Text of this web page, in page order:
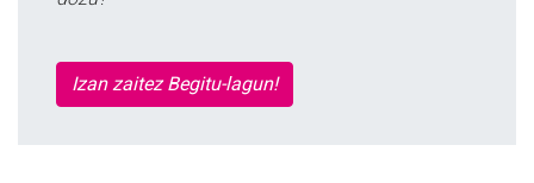
Izan zaitez Begitu-lagun!